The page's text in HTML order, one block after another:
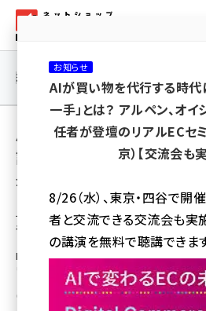
ン
ネットショップ
yahoo (1900)
楽天 (1871)
アスクル (1118)
連載・特集 |
用語「イー・エージェンシー
記事の一覧
全 5 記事中 1 ～ 5 を表示中
早稲田大学とカート放棄に関する共同
モニター企業を募集、イー・エージェン
MAツール「カートリカバリー」を無料で利用
ウも実務に活用可能
中川 昌俊
お知らせ
AIが買い物を代行する時代
一手」とは？ アルペン、オ
任者が登壇のリアルECセ
京）【交流会も
8/26（水）、東京・四谷で開
者と交流できる交流会も実
の講演を無料で聴講できま